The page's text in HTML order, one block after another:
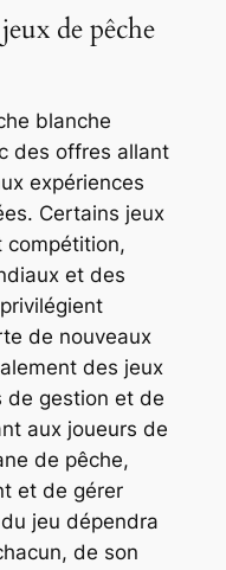
de pêche
blanche
des offres allant
expériences
Certains jeux
compétition,
et des
de nouveaux
des jeux
de gestion et de
aux joueurs de
de pêche,
et de gérer
jeu dépendra
de son